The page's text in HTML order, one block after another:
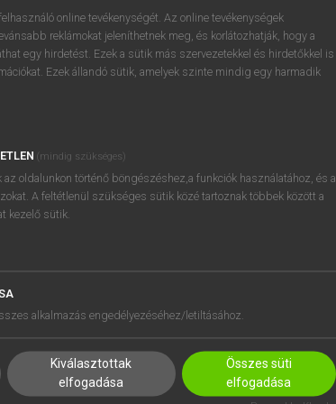
próbaverziójának elindításához
regisztrálok ésbelépek.
REGISZTRÁCIÓ
BEÁLLÍTÁSOK
online tevékenységét. Az online tevékenységek
reklámokat jeleníthetnek meg, és korlátozhatják, hogy a
egy hirdetést. Ezek a sütik más szervezetekkel és hirdetőkkel is
Ezek állandó sütik, amelyek szinte mindig egy harmadik
(mindig szükséges)
az oldalunkon történő böngészéshez,a funkciók használatához, és a
A feltétlenül szükséges sütik közé tartoznak többek között a
kezelő sütik.
alkalmazás engedélyezéséhez/letiltásához.
Kiválasztottak
elfogadása
Összes süti
elfogadása